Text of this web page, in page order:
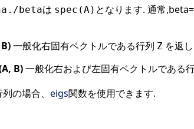
betaは spec(A) となります. 通常
一般化右固有ベクトルである行列 Z を返
B)一般化右および左固有ベクトルである
の場合、 eigs関数を使用できます.